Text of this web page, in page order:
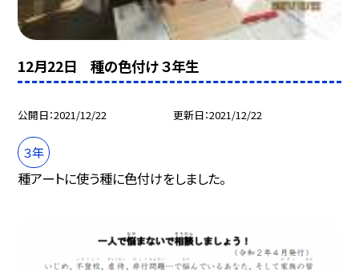
12月22日 種の色付け ３年生
公開日 2021/12/22 更新日 2021/12/22
３年
種アートに使う種に色付けをしました。